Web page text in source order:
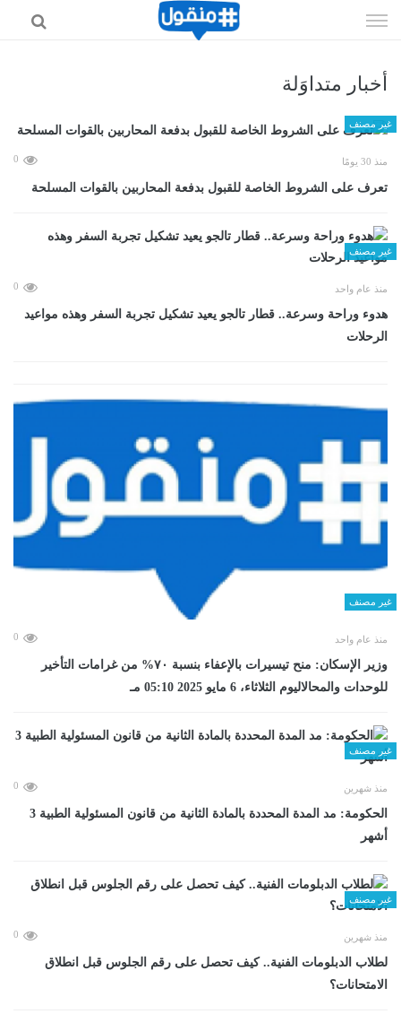
الى
أخبار متداوَلة
غير مصنف
منذ 30 يومًا 0
تعرف على الشروط الخاصة للقبول بدفعة المحاربين بالقوات المسلحة
غير مصنف
منذ عام واحد 0
هدوء وراحة وسرعة.. قطار تالجو يعيد تشكيل تجربة السفر وهذه مواعيد
الرحلات
غير مصنف
منذ عام واحد 0
وزير الإسكان: منح تيسيرات بالإعفاء بنسبة ٧٠% من غرامات التأخير
للوحدات والمحالاليوم الثلاثاء، 6 مايو 2025 05:10 مـ
غير مصنف
منذ شهرين 0
الحكومة: مد المدة المحددة بالمادة الثانية من قانون المسئولية الطبية 3
أشهر
غير مصنف
منذ شهرين 0
لطلاب الدبلومات الفنية.. كيف تحصل على رقم الجلوس قبل انطلاق
الامتحانات؟